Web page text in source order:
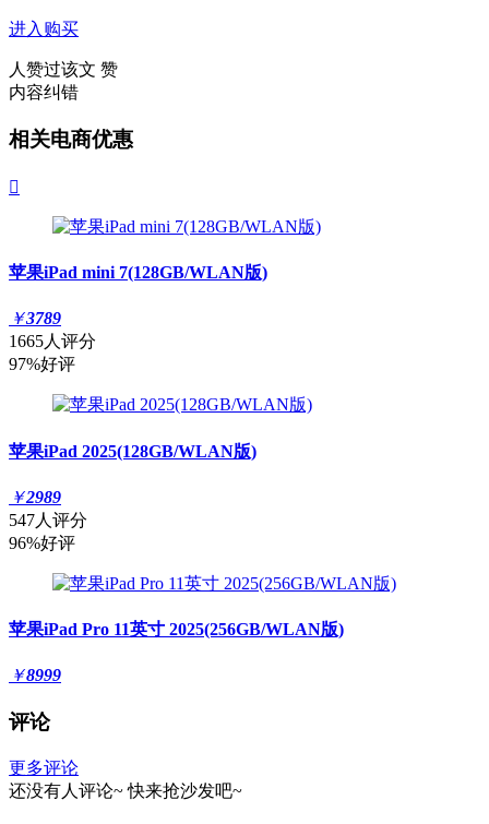
进入购买
人赞过该文 赞
内容纠错
相关电商优惠

苹果iPad mini 7(128GB/WLAN版)
￥3789
1665人评分
97%好评
苹果iPad 2025(128GB/WLAN版)
￥2989
547人评分
96%好评
苹果iPad Pro 11英寸 2025(256GB/WLAN版)
￥8999
评论
更多评论
还没有人评论~ 快来抢沙发吧~